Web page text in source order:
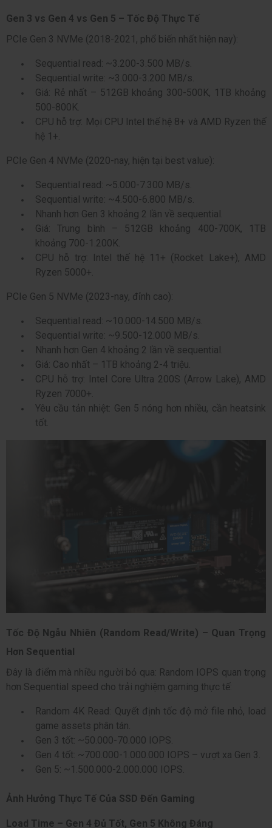
Gen 3 vs Gen 4 vs Gen 5 – Tốc Độ Thực Tế
PCIe Gen 3 NVMe (2018-2021, phổ biến nhất hiện nay):
Sequential read: ~3.200-3.500 MB/s.
Sequential write: ~3.000-3.200 MB/s.
Giá: Rẻ nhất – 512GB khoảng 300-500K, 1TB khoảng
500-800K.
CPU hỗ trợ: Mọi CPU Intel thế hệ 8+ và AMD Ryzen thế
hệ 1+.
PCIe Gen 4 NVMe (2020-nay, hiện tại best value):
Sequential read: ~5.000-7.300 MB/s.
Sequential write: ~4.500-6.800 MB/s.
Nhanh hơn Gen 3 khoảng 2 lần về sequential.
Giá: Trung bình – 512GB khoảng 400-700K, 1TB
khoảng 700-1.200K.
CPU hỗ trợ: Intel thế hệ 11+ (Rocket Lake+), AMD
Ryzen 5000+.
PCIe Gen 5 NVMe (2023-nay, đỉnh cao):
Sequential read: ~10.000-14.500 MB/s.
Sequential write: ~9.500-12.000 MB/s.
Nhanh hơn Gen 4 khoảng 2 lần về sequential.
Giá: Cao nhất – 1TB khoảng 2-4 triệu.
CPU hỗ trợ: Intel Core Ultra 200S (Arrow Lake), AMD
Ryzen 7000+.
Yêu cầu tản nhiệt: Gen 5 nóng hơn nhiều, cần heatsink
tốt.
Tốc Độ Ngẫu Nhiên (Random Read/Write) – Quan Trọng
Hơn Sequential
Đây là điểm mà nhiều người bỏ qua: Random IOPS quan trọng
hơn Sequential speed cho trải nghiệm gaming thực tế:
Random 4K Read: Quyết định tốc độ mở file nhỏ, load
game assets phân tán.
Gen 3 tốt: ~50.000-70.000 IOPS.
Gen 4 tốt: ~700.000-1.000.000 IOPS – vượt xa Gen 3.
Gen 5: ~1.500.000-2.000.000 IOPS.
Ảnh Hưởng Thực Tế Của SSD Đến Gaming
Load Time – Gen 4 Đủ Tốt, Gen 5 Không Đáng